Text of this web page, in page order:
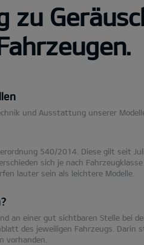
zu
und Ausstattung unserer
540/2014. Diese gilt seit
sich je nach
lauter sein als leichtere Modelle.
an einer gut sichtbaren Stelle bei
des jeweiligen Fahrzeugs.
vorhanden.